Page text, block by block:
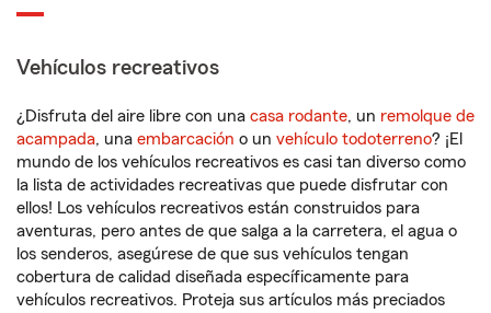
Vehículos recreativos
¿Disfruta del aire libre con una casa rodante, un remolque de
acampada, una embarcación o un vehículo todoterreno? ¡El
mundo de los vehículos recreativos es casi tan diverso como
la lista de actividades recreativas que puede disfrutar con
ellos! Los vehículos recreativos están construidos para
aventuras, pero antes de que salga a la carretera, el agua o
los senderos, asegúrese de que sus vehículos tengan
cobertura de calidad diseñada específicamente para
vehículos recreativos. Proteja sus artículos más preciados